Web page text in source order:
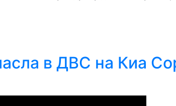
в ДВС на Киа